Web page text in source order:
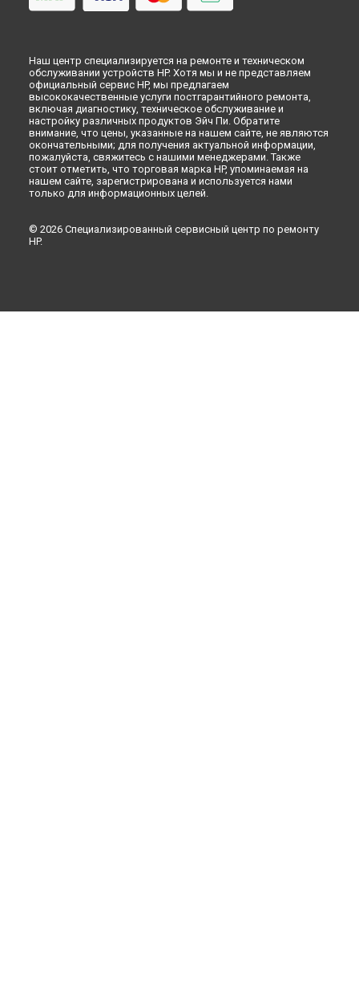
Наш центр специализируется на ремонте и техническом
обслуживании устройств HP. Хотя мы и не представляем
официальный сервис HP, мы предлагаем
высококачественные услуги постгарантийного ремонта,
включая диагностику, техническое обслуживание и
настройку различных продуктов Эйч Пи. Обратите
внимание, что цены, указанные на нашем сайте, не являются
окончательными; для получения актуальной информации,
пожалуйста, свяжитесь с нашими менеджерами. Также
стоит отметить, что торговая марка HP, упоминаемая на
нашем сайте, зарегистрирована и используется нами
только для информационных целей.
© 2026 Специализированный сервисный центр по ремонту
HP.